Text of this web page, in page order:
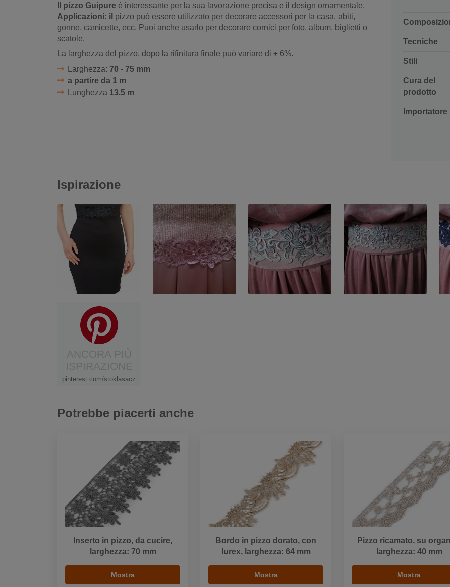
Il pizzo Guipure è interessante per la sua lavorazione precisa e il design ornamentale.
Applicazioni: il pizzo può essere utilizzato per decorare accessori per la casa, abiti,
gonne, camicette, ecc. Puoi anche usarlo per decorare cornici per foto, album, biglietti o
scatole.
La larghezza del pizzo, dopo la rifinitura finale può variare di ± 6%.
Larghezza: 70 - 75 mm
a partire da 1 m
Lunghezza 13.5 m
Tecniche
Stili
Cura del
prodotto
Importatore
Ispirazione
pinterest.com/stoklasacz
Potrebbe piacerti anche
Inserto in pizzo, da cucire,
larghezza: 70 mm
Mostra
Bordo in pizzo dorato, con
lurex, larghezza: 64 mm
Mostra
Pizzo ricamato, su
larghezza: 40 mm
Mostra